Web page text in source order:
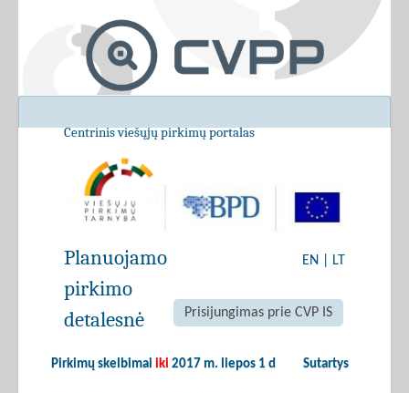
Centrinis viešųjų pirkimų portalas
EN LT
Prisijungimas prie CVP IS
Pirkimų skelbimai iki 2017 m. liepos 1 d Sutartys
Planuojamo
pirkimo
detalesnė